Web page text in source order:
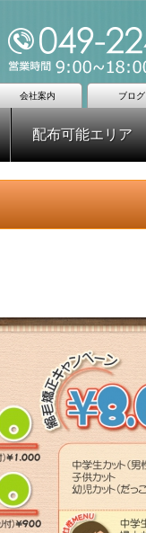
配布可能エリア
会社案内 ブログ